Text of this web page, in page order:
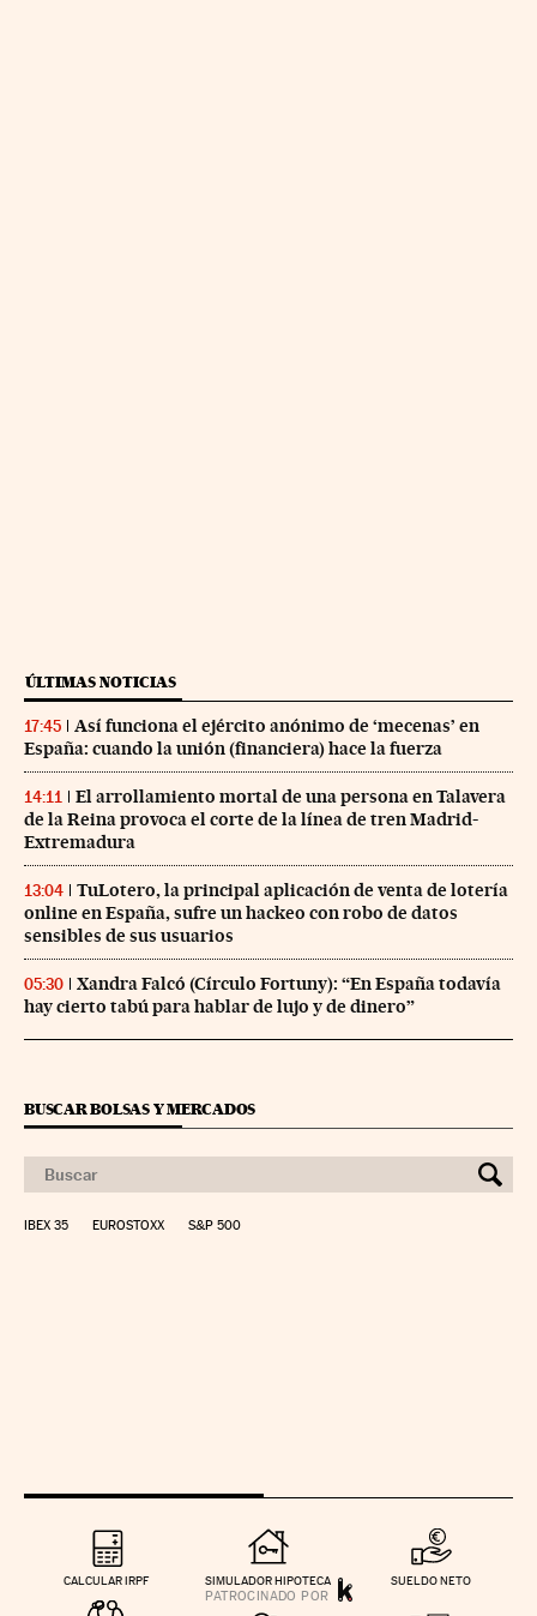
ÚLTIMAS NOTICIAS
17:45
Así funciona el ejército anónimo de ‘mecenas’ en
España: cuando la unión (financiera) hace la fuerza
14:11
El arrollamiento mortal de una persona en Talavera
de la Reina provoca el corte de la línea de tren Madrid-
Extremadura
13:04
TuLotero, la principal aplicación de venta de lotería
online en España, sufre un hackeo con robo de datos
sensibles de sus usuarios
05:30
Xandra Falcó (Círculo Fortuny): “En España todavía
hay cierto tabú para hablar de lujo y de dinero”
BUSCAR BOLSAS Y MERCADOS
IBEX 35 EUROSTOXX S&P 500
CALCULAR IRPF SIMULADOR HIPOTECA SUELDO NETO